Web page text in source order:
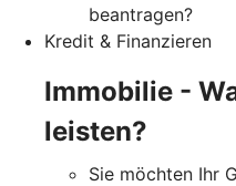
beantragen?
Kredit & Finanzieren
Immobilie -
leisten?
Sie möchten Ihr